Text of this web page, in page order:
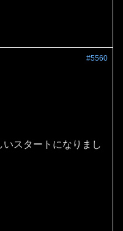
#5560
スタートになりまし